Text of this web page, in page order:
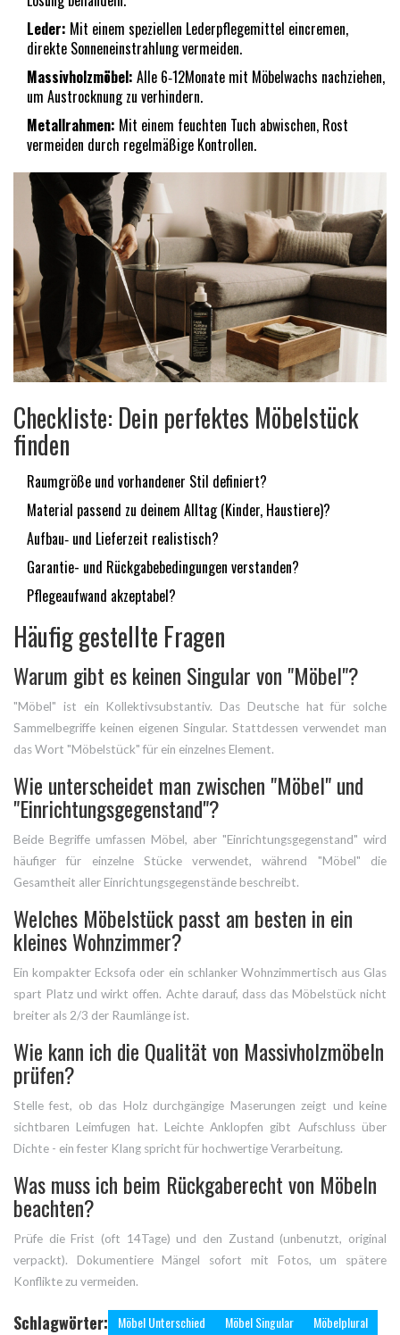
Leder: Mit einem speziellen Lederpflegemittel eincremen,
direkte Sonneneinstrahlung vermeiden.
Massivholzmöbel: Alle 6‑12Monate mit Möbelwachs nachziehen,
um Austrocknung zu verhindern.
Metallrahmen: Mit einem feuchten Tuch abwischen, Rost
vermeiden durch regelmäßige Kontrollen.
Checkliste: Dein perfektes Möbelstück
finden
Raumgröße und vorhandener Stil definiert?
Material passend zu deinem Alltag (Kinder, Haustiere)?
Aufbau‑ und Lieferzeit realistisch?
Garantie- und Rückgabebedingungen verstanden?
Pflegeaufwand akzeptabel?
Häufig gestellte Fragen
Warum gibt es keinen Singular von "Möbel"?
"Möbel" ist ein Kollektivsubstantiv. Das Deutsche hat für solche
Sammelbegriffe keinen eigenen Singular. Stattdessen verwendet man
das Wort "Möbelstück" für ein einzelnes Element.
Wie unterscheidet man zwischen "Möbel" und
"Einrichtungsgegenstand"?
Beide Begriffe umfassen Möbel, aber "Einrichtungsgegenstand" wird
häufiger für einzelne Stücke verwendet, während "Möbel" die
Gesamtheit aller Einrichtungsgegenstände beschreibt.
Welches Möbelstück passt am besten in ein
kleines Wohnzimmer?
Ein kompakter Ecksofa oder ein schlanker Wohnzimmertisch aus Glas
spart Platz und wirkt offen. Achte darauf, dass das Möbelstück nicht
breiter als 2/3 der Raumlänge ist.
Wie kann ich die Qualität von Massivholzmöbeln
prüfen?
Stelle fest, ob das Holz durchgängige Maserungen zeigt und keine
sichtbaren Leimfugen hat. Leichte Anklopfen gibt Aufschluss über
Dichte - ein fester Klang spricht für hochwertige Verarbeitung.
Was muss ich beim Rückgaberecht von Möbeln
beachten?
Prüfe die Frist (oft 14Tage) und den Zustand (unbenutzt, original
verpackt). Dokumentiere Mängel sofort mit Fotos, um spätere
Konflikte zu vermeiden.
Schlagwörter: Möbel Unterschied Möbel Singular
Möbelplural